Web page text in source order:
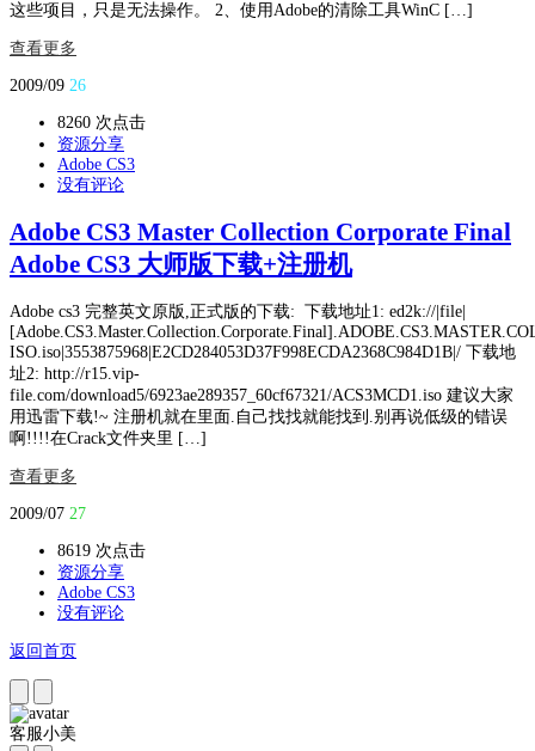
这些项目，只是无法操作。 2、使用Adobe的清除工具WinC […]
查看更多
2009/09 26
8260 次点击
资源分享
Adobe CS3
没有评论
Adobe CS3 Master Collection Corporate Final
Adobe CS3 大师版下载+注册机
Adobe cs3 完整英文原版,正式版的下载: 下载地址1: ed2k://|file|
ISO.iso|3553875968|E2CD284053D37F998ECDA2368C984D1B|/ 下载地
址2: http://r15.vip-
file.com/download5/6923ae289357_60cf67321/ACS3MCD1.iso 建议大家
用迅雷下载!~ 注册机就在里面.自己找找就能找到.别再说低级的错误
啊!!!!在Crack文件夹里 […]
查看更多
2009/07 27
8619 次点击
资源分享
Adobe CS3
没有评论
返回首页
客服小美